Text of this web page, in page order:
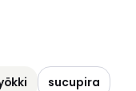
olevat vaihtoehdot
sucupira